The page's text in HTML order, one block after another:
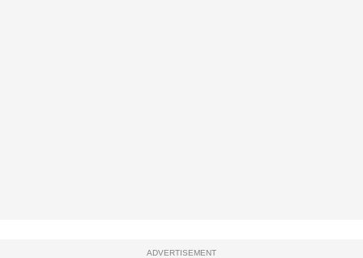
ADVERTISEMENT